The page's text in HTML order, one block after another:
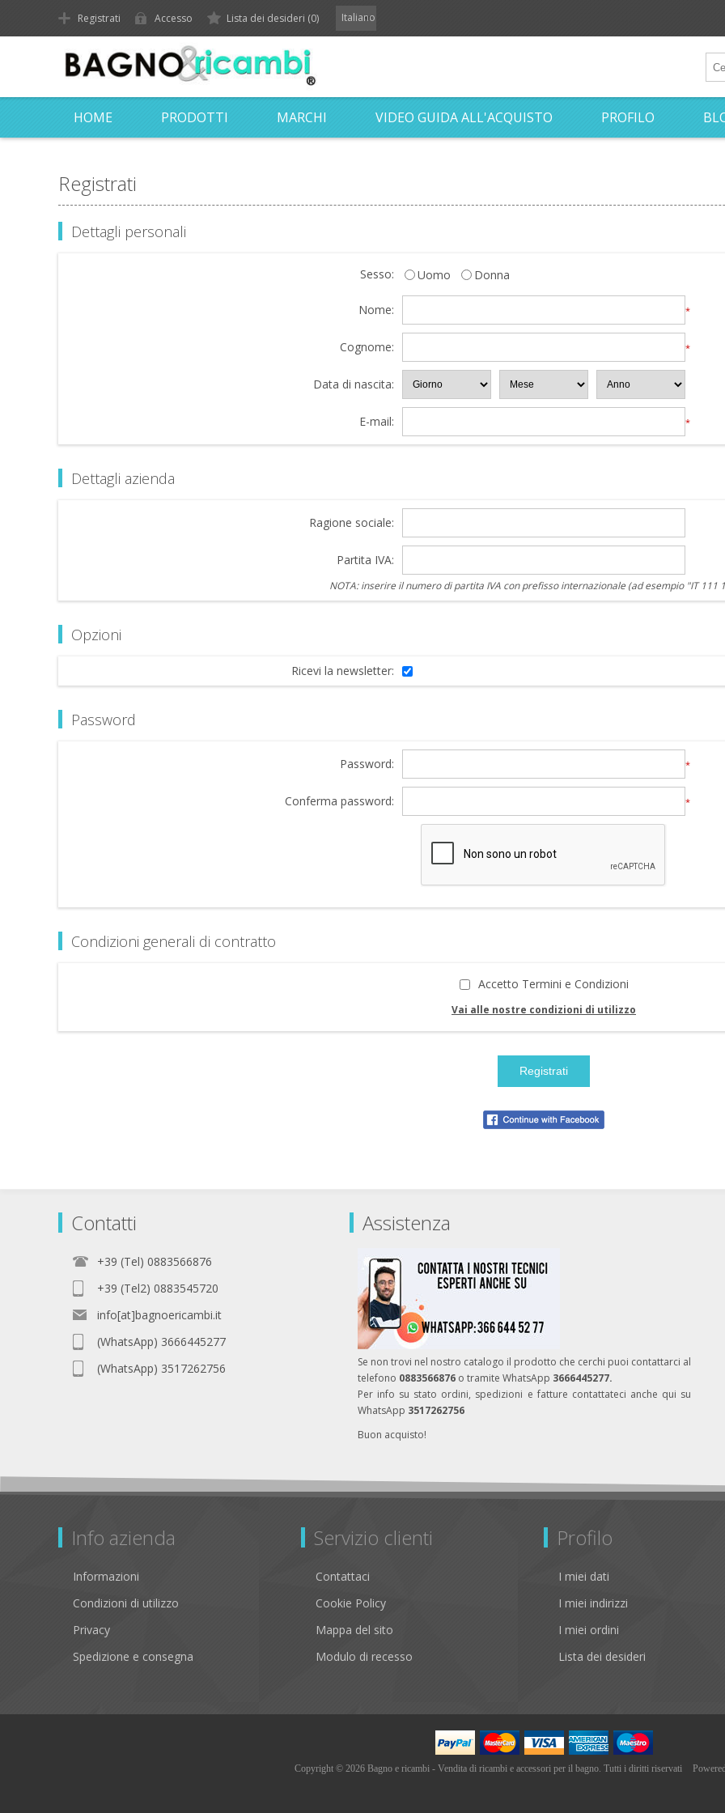
Registrati Accesso Lista dei desideri (0) Italiano
HOME PRODOTTI MARCHI VIDEO GUIDA ALL'ACQUISTO PROFILO
Registrati
Dettagli personali
Sesso: Uomo Donna
Nome: *
Cognome: *
Data di nascita:
E-mail: *
Dettagli azienda
Ragione sociale:
Partita IVA:
NOTA: inserire il numero di partita IVA con prefisso internazionale (ad esempio "IT 111
Opzioni
Ricevi la newsletter:
Password
Password: *
Conferma password: *
Condizioni generali di contratto
Accetto Termini e Condizioni
Vai alle nostre condizioni di utilizzo
Contatti
+39 (Tel) 0883566876
+39 (Tel2) 0883545720
info[at]bagnoericambi.it
(WhatsApp) 3666445277
(WhatsApp) 3517262756
Assistenza
Se non trovi nel nostro catalogo il prodotto che cerchi puoi contattarci al
telefono 0883566876 o tramite WhatsApp 3666445277.
Per info su stato ordini, spedizioni e fatture contattateci anche qui su
WhatsApp 3517262756
Buon acquisto!
Info azienda
Informazioni
Condizioni di utilizzo
Privacy
Spedizione e consegna
Servizio clienti
Contattaci
Cookie Policy
Mappa del sito
Modulo di recesso
Profilo
I miei dati
I miei indirizzi
I miei ordini
Lista dei desideri
Copyright © 2026 Bagno e ricambi - Vendita di ricambi e accessori per il bagno. Tutti i diritti riservati